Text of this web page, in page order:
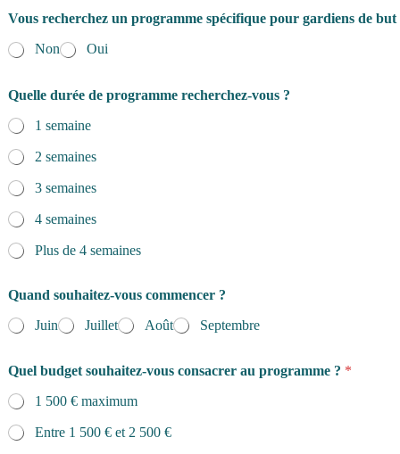
Vous recherchez un programme spécifique pour gardiens de but
Non
Oui
Quelle durée de programme recherchez-vous ?
1 semaine
2 semaines
3 semaines
4 semaines
Plus de 4 semaines
Quand souhaitez-vous commencer ?
Juin
Juillet Août Septembre
Quel budget souhaitez-vous consacrer au programme ? *
1 500 € maximum
Entre 1 500 € et 2 500 €